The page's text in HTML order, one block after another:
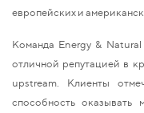
европейских и
Команда Energy & Natural
отличной репутацией в
upstream. Клиенты
способность оказывать